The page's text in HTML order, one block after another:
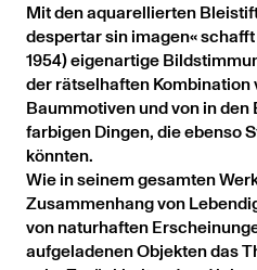
Mit den aquarellierten
despertar sin imagen«
1954) eigenartige
der rätselhaften
Baummotiven und von in
farbigen Dingen, die ebenso
könnten.
Wie in seinem gesamten
Zusammenhang von
von naturhaften
aufgeladenen Objekten das